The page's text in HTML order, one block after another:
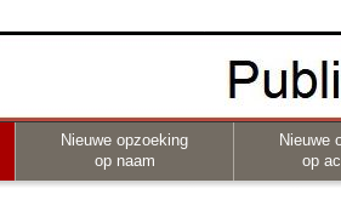
Nieuwe opzoeking
op naam
Nieuwe
op